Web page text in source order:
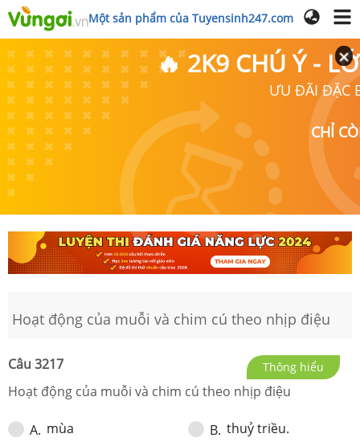
Một sản phẩm của Tuyensinh247.com
🔥 2K9 CHÚ Ý -
ƯU ĐÃI ĐẶC
CHỈ
Hoạt động của muỗi và chim cú theo nhịp điệu
Câu 3217 Thông hiểu
Hoạt động của muỗi và chim cú theo nhịp điệu
A. mùa B. thuỷ triều.